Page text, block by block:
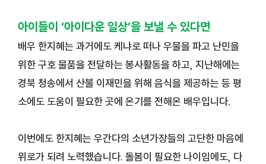
아이들이 ‘아이다운 일상’을 보낼 수 있다면
배우 한지혜는 과거에도 케냐로 떠나 우물을 파고 난민을
위한 구호 물품을 전달하는 봉사활동을 하고, 지난해에는
경북 청송에서 산불 이재민을 위해 음식을 제공하는 등 평
소에도 도움이 필요한 곳에 온기를 전해온 배우입니다.
이번에도 한지혜는 우간다의 소년가장들의 고단한 마음에
위로가 되려 노력했습니다. 돌봄이 필요한 나이임에도, 다